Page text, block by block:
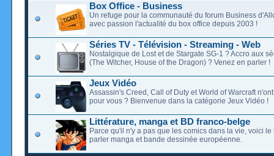
Box Office - Business
Un refuge pour la communauté du forum Business
avec passion l'actualité du box office depuis 2003 !
Séries TV - Télévision - Streaming - Web
Nostalgique de Lost et de Stargate SG-1 ? Accro aux
(The Witcher, House of the Dragon) ? Venez en parler !
Jeux Vidéo
Assassin's Creed, Call of Duty et World of Warcraft
pour vous ? Bienvenue dans la catégorie Jeux Vidéo !
Littérature, manga et BD franco-belge
Parce qu'il n'y a pas que les comics dans la vie, voici le
parler manga et bande dessinée européenne.